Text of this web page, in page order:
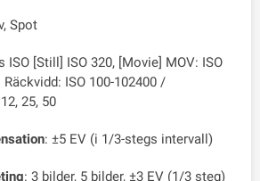
Spot
ISO [Still] ISO 320, [Movie] MOV: ISO
Räckvidd: ISO 100-102400 /
25, 50
: ±5 EV (i 1/3-stegs intervall)
: 3 bilder, 5 bilder, ±3 EV (1/3 steg)